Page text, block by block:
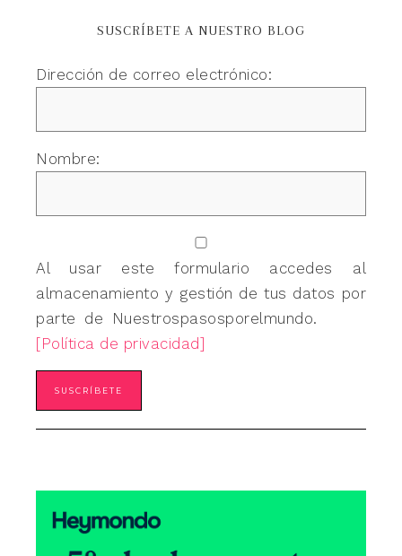
SUSCRÍBETE A NUESTRO BLOG
Dirección de correo electrónico:
Nombre:
Al usar este formulario accedes al
almacenamiento y gestión de tus datos por
parte de Nuestrospasosporelmundo.
[Política de privacidad]